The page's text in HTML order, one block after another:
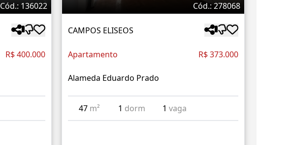
Cód.: 136022
R$ 400.000
Cód.: 278068
CAMPOS ELISEOS
Apartamento R$ 373.000
Alameda Eduardo Prado
47 m² 1 dorm 1 vaga